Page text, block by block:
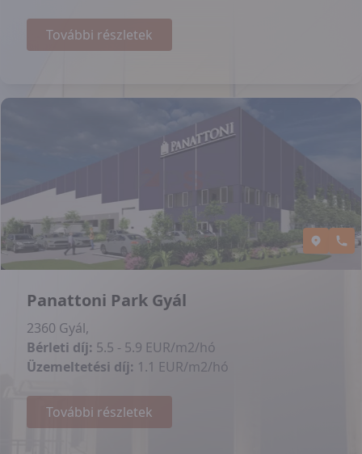
További részletek
Panattoni Park Gyál
2360 Gyál,
Bérleti díj: 5.5 - 5.9 EUR/m2/hó
Üzemeltetési díj: 1.1 EUR/m2/hó
További részletek